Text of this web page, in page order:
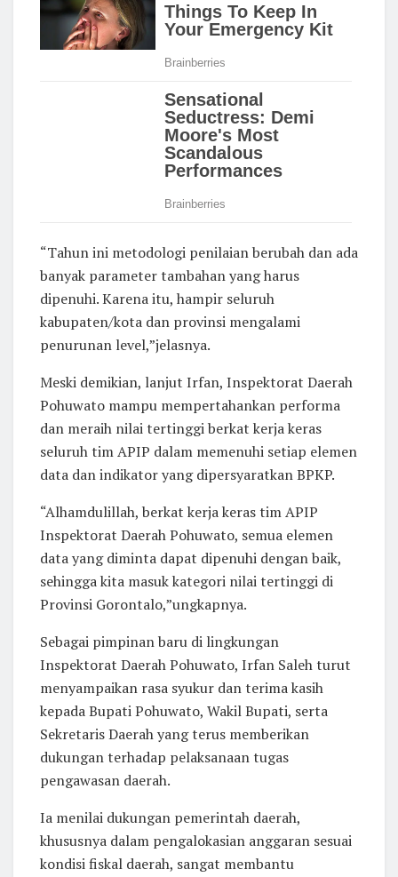
“Tahun ini metodologi penilaian berubah dan ada
banyak parameter tambahan yang harus
dipenuhi. Karena itu, hampir seluruh
kabupaten/kota dan provinsi mengalami
penurunan level,”jelasnya.
Meski demikian, lanjut Irfan, Inspektorat Daerah
Pohuwato mampu mempertahankan performa
dan meraih nilai tertinggi berkat kerja keras
seluruh tim APIP dalam memenuhi setiap elemen
data dan indikator yang dipersyaratkan BPKP.
“Alhamdulillah, berkat kerja keras tim APIP
Inspektorat Daerah Pohuwato, semua elemen
data yang diminta dapat dipenuhi dengan baik,
sehingga kita masuk kategori nilai tertinggi di
Provinsi Gorontalo,”ungkapnya.
Sebagai pimpinan baru di lingkungan
Inspektorat Daerah Pohuwato, Irfan Saleh turut
menyampaikan rasa syukur dan terima kasih
kepada Bupati Pohuwato, Wakil Bupati, serta
Sekretaris Daerah yang terus memberikan
dukungan terhadap pelaksanaan tugas
pengawasan daerah.
Ia menilai dukungan pemerintah daerah,
khususnya dalam pengalokasian anggaran sesuai
kondisi fiskal daerah, sangat membantu